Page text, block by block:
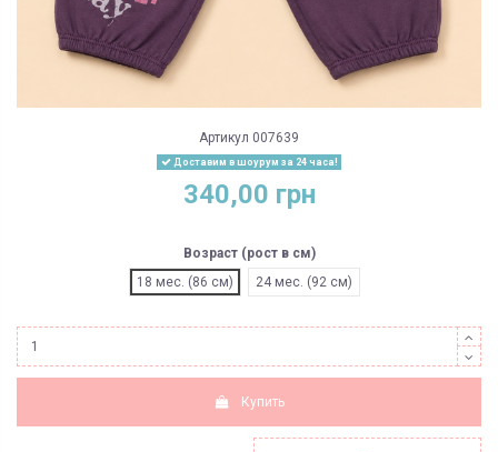
Артикул 007639
Доставим в шоурум за 24 часа!
340,00 грн
Возраст (рост в см)
18 мес. (86 см)
24 мес. (92 см)
Купить